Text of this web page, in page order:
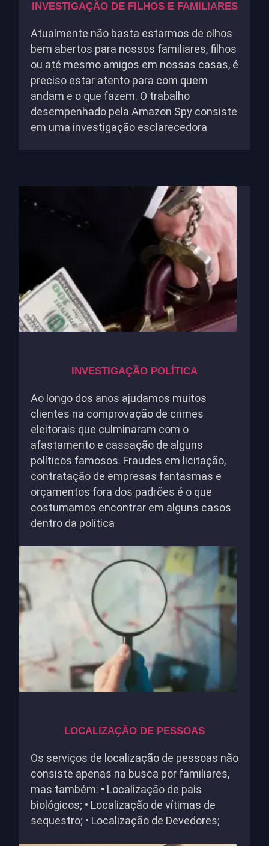
INVESTIGAÇÃO DE FILHOS E FAMILIARES
Atualmente não basta estarmos de olhos
bem abertos para nossos familiares, filhos
ou até mesmo amigos em nossas casas, é
preciso estar atento para com quem
andam e o que fazem. O trabalho
desempenhado pela Amazon Spy consiste
em uma investigação esclarecedora
INVESTIGAÇÃO POLÍTICA
Ao longo dos anos ajudamos muitos
clientes na comprovação de crimes
eleitorais que culminaram com o
afastamento e cassação de alguns
políticos famosos. Fraudes em licitação,
contratação de empresas fantasmas e
orçamentos fora dos padrões é o que
costumamos encontrar em alguns casos
dentro da política
LOCALIZAÇÃO DE PESSOAS
Os serviços de localização de pessoas não
consiste apenas na busca por familiares,
mas também: • Localização de pais
biológicos; • Localização de vítimas de
sequestro; • Localização de Devedores;